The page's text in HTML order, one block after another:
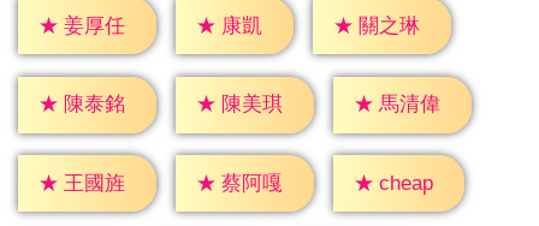
★ 姜厚任 ★ 康凱 ★ 關之琳
★ 陳泰銘 ★ 陳美琪 ★ 馬清偉
★ 王國旌 ★ 蔡阿嘎 ★ cheap